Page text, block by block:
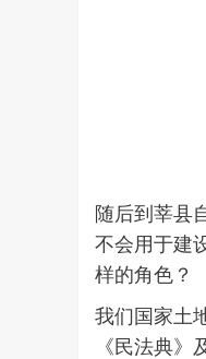
随后到莘县
不会用于建
样的角色？
我们国家土
《民法典